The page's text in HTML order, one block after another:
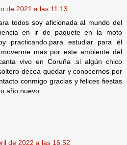
de 2021 a las 11:13
todos soy aficionada al mundo del
en ir de paquete en la moto
practicando.para estudiar para él
mas por este ambiente del
vivo en Coruña .si algún chico
decea quedar y conocernos por
conmigo gracias y felices fiestas
año nuevo.
de 2022 a las 16:52